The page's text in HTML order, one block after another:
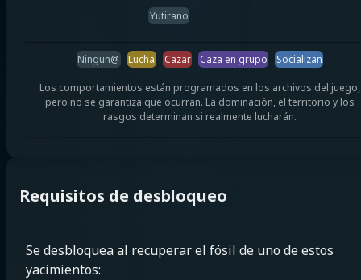
Yutirano
Ningun@ Lucha Cazar Caza en grupo Socializan
Los comportamientos están programados en los archivos del juego,
pero no se garantiza que ocurran. La dominación, el territorio y los
rasgos determinan si realmente lucharán.
Requisitos de desbloqueo
Se desbloquea al recuperar el fósil de uno de estos
yacimientos: